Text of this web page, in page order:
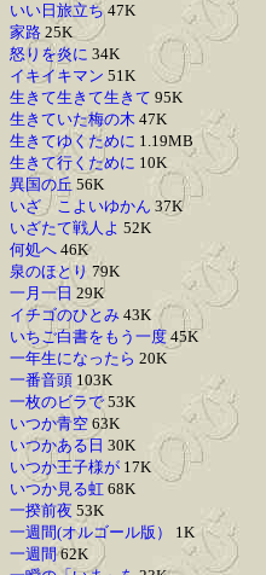
いい日旅立ち47K
家路 25K
怒りを炎に 34K
イキイキマン 51K
生きて生きて生きて 95K
生きていた梅の木 47K
生きてゆくために 1.19MB
生きて行くために 10K
異国の丘 56K
いざ こよいゆかん 37K
いざたて戦人よ 52K
何処へ 46K
泉のほとり 79K
一月一日 29K
イチゴのひとみ 43K
いちご白書をもう一度 45K
一年生になったら 20K
一番音頭 103K
一枚のビラで53K
いつか青空 63K
いつかある日 30K
いつか王子様が 17K
いつか見る虹 68K
一揆前夜 53K
一週間(オルゴール版）
1K
一週間62K